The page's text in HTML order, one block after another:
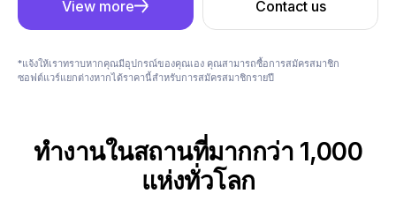
View more Contact us
*แจ้งให้เราทราบหากคุณมีอุปกรณ์ของคุณเอง คุณสามารถซื้อการสมัครสมาชิก
ซอฟต์แวร์แยกต่างหากได้ราคานี้สำหรับการสมัครสมาชิกรายปี
ทำงานในสถานที่มากกว่า 1,000
แห่งทั่วโลก